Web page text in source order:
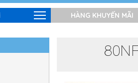
HÀNG KHUYẾN MÃI